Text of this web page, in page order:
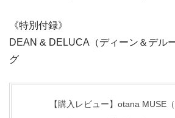
《特別付録》
DEAN & DELUCA（ディーン＆デル
グ
【購入レビュー】otana MUSE